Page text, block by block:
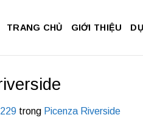
TRANG CHỦ GIỚI THIỆU
trong Picenza Riverside